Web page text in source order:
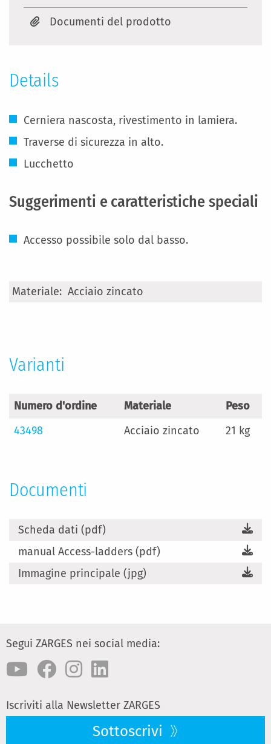
Documenti del prodotto
Details
Cerniera nascosta, rivestimento in lamiera.
Traverse di sicurezza in alto.
Lucchetto
Suggerimenti e caratteristiche speciali
Accesso possibile solo dal basso.
Maggiori
Acciaio zincato
Varianti
Numero d'ordine Materiale
Peso
43498
Acciaio zincato 21 kg
Documenti
Scheda dati (pdf)
manual Access-ladders (pdf)
Immagine principale (jpg)
Segui ZARGES nei social media:
Iscriviti alla Newsletter ZARGES
Sottoscrivi